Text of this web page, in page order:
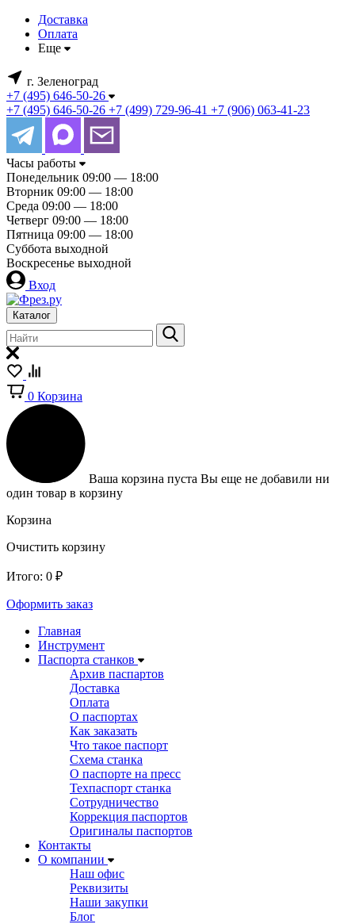
Доставка
Оплата
Еще
г. Зеленоград
+7 (495) 646-50-26
+7 (495) 646-50-26 +7 (499) 729-96-41 +7 (906) 063-41-23
Часы работы
Понедельник 09:00 — 18:00
Вторник 09:00 — 18:00
Среда 09:00 — 18:00
Четверг 09:00 — 18:00
Пятница 09:00 — 18:00
Суббота выходной
Воскресенье выходной
Вход
Каталог
0 Корзина
Ваша корзина пуста Вы еще не добавили ни
один товар в корзину
Корзина
Очистить корзину
Итого: 0 ₽
Оформить заказ
Главная
Инструмент
Паспорта станков
Архив паспартов
Доставка
Оплата
О паспортах
Как заказать
Что такое паспорт
Схема станка
О паспорте на пресс
Техпаспорт станка
Сотрудничество
Коррекция паспортов
Оригиналы паспортов
Контакты
О компании
Наш офис
Реквизиты
Наши закупки
Блог